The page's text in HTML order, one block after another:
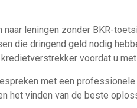
leningen zonder BKR-
die dringend geld nodig
voordat u
met een professionele
het vinden van de beste